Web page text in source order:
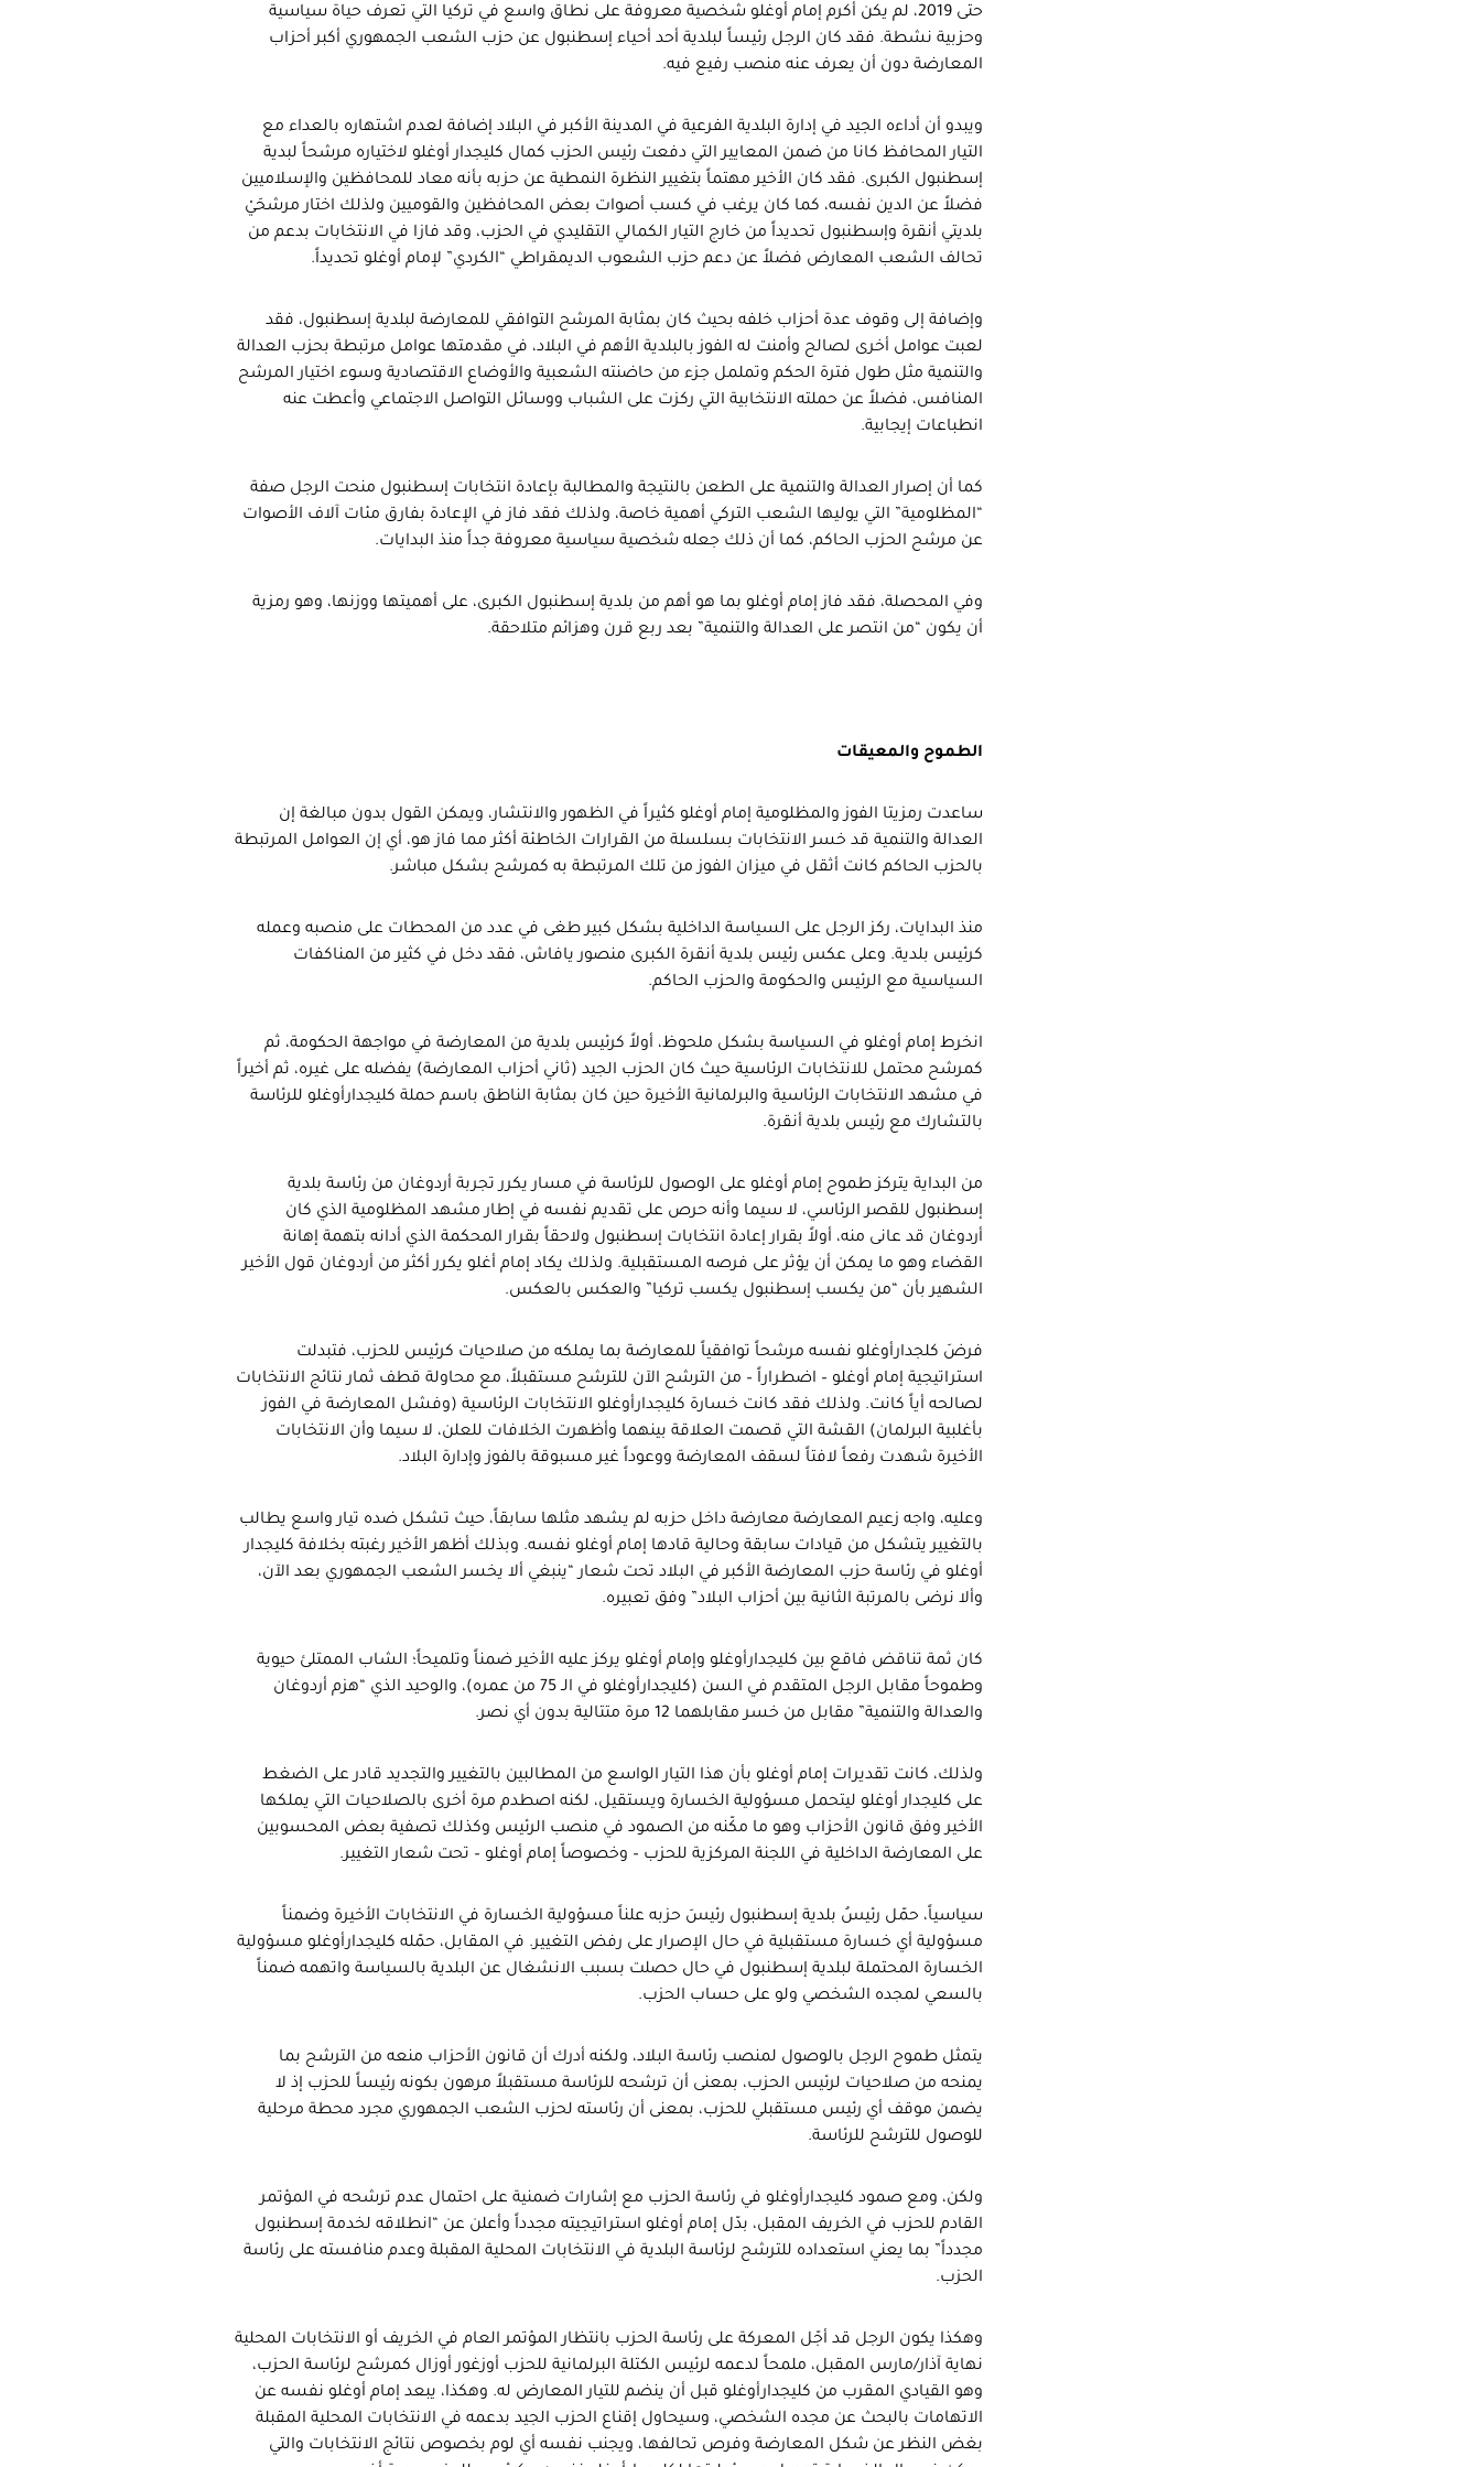
حتى 2019، لم يكن أكرم إمام أوغلو شخصية معروفة على نطاق واسع في تركيا التي تعرف حياة سياسية
وحزبية نشطة. فقد كان الرجل رئيساً لبلدية أحد أحياء إسطنبول عن حزب الشعب الجمهوري أكبر أحزاب
المعارضة دون أن يعرف عنه منصب رفيع فيه.
ويبدو أن أداءه الجيد في إدارة البلدية الفرعية في المدينة الأكبر في البلاد إضافة لعدم اشتهاره بالعداء مع
التيار المحافظ كانا من ضمن المعايير التي دفعت رئيس الحزب كمال كليجدار أوغلو لاختياره مرشحاً لبدية
إسطنبول الكبرى. فقد كان الأخير مهتماً بتغيير النظرة النمطية عن حزبه بأنه معاد للمحافظين والإسلاميين
فضلاً عن الدين نفسه، كما كان يرغب في كسب أصوات بعض المحافظين والقوميين ولذلك اختار مرشحَيْ
بلديتي أنقرة وإسطنبول تحديداً من خارج التيار الكمالي التقليدي في الحزب، وقد فازا في الانتخابات بدعم من
تحالف الشعب المعارض فضلاً عن دعم حزب الشعوب الديمقراطي “الكردي” لإمام أوغلو تحديداً.
وإضافة إلى وقوف عدة أحزاب خلفه بحيث كان بمثابة المرشح التوافقي للمعارضة لبلدية إسطنبول، فقد
لعبت عوامل أخرى لصالح وأمنت له الفوز بالبلدية الأهم في البلاد، في مقدمتها عوامل مرتبطة بحزب العدالة
والتنمية مثل طول فترة الحكم وتململ جزء من حاضنته الشعبية والأوضاع الاقتصادية وسوء اختيار المرشح
المنافس، فضلاً عن حملته الانتخابية التي ركزت على الشباب ووسائل التواصل الاجتماعي وأعطت عنه
انطباعات إيجابية.
كما أن إصرار العدالة والتنمية على الطعن بالنتيجة والمطالبة بإعادة انتخابات إسطنبول منحت الرجل صفة
“المظلومية” التي يوليها الشعب التركي أهمية خاصة، ولذلك فقد فاز في الإعادة بفارق مئات آلاف الأصوات
عن مرشح الحزب الحاكم، كما أن ذلك جعله شخصية سياسية معروفة جداً منذ البدايات.
وفي المحصلة، فقد فاز إمام أوغلو بما هو أهم من بلدية إسطنبول الكبرى، على أهميتها ووزنها، وهو رمزية
أن يكون “من انتصر على العدالة والتنمية” بعد ربع قرن وهزائم متلاحقة.
الطموح والمعيقات
ساعدت رمزيتا الفوز والمظلومية إمام أوغلو كثيراً في الظهور والانتشار، ويمكن القول بدون مبالغة إن
العدالة والتنمية قد خسر الانتخابات بسلسلة من القرارات الخاطئة أكثر مما فاز هو، أي إن العوامل المرتبطة
بالحزب الحاكم كانت أثقل في ميزان الفوز من تلك المرتبطة به كمرشح بشكل مباشر.
منذ البدايات، ركز الرجل على السياسة الداخلية بشكل كبير طغى في عدد من المحطات على منصبه وعمله
كرئيس بلدية. وعلى عكس رئيس بلدية أنقرة الكبرى منصور يافاش، فقد دخل في كثير من المناكفات
السياسية مع الرئيس والحكومة والحزب الحاكم.
انخرط إمام أوغلو في السياسة بشكل ملحوظ، أولاً كرئيس بلدية من المعارضة في مواجهة الحكومة، ثم
كمرشح محتمل للانتخابات الرئاسية حيث كان الحزب الجيد (ثاني أحزاب المعارضة) يفضله على غيره، ثم أخيراً
في مشهد الانتخابات الرئاسية والبرلمانية الأخيرة حين كان بمثابة الناطق باسم حملة كليجدارأوغلو للرئاسة
بالتشارك مع رئيس بلدية أنقرة.
من البداية يتركز طموح إمام أوغلو على الوصول للرئاسة في مسار يكرر تجربة أردوغان من رئاسة بلدية
إسطنبول للقصر الرئاسي، لا سيما وأنه حرص على تقديم نفسه في إطار مشهد المظلومية الذي كان
أردوغان قد عانى منه، أولاً بقرار إعادة انتخابات إسطنبول ولاحقاً بقرار المحكمة الذي أدانه بتهمة إهانة
القضاء وهو ما يمكن أن يؤثر على فرصه المستقبلية. ولذلك يكاد إمام أغلو يكرر أكثر من أردوغان قول الأخير
الشهير بأن “من يكسب إسطنبول يكسب تركيا” والعكس بالعكس.
فرضَ كلجدارأوغلو نفسه مرشحاً توافقياً للمعارضة بما يملكه من صلاحيات كرئيس للحزب، فتبدلت
استراتيجية إمام أوغلو – اضطراراً – من الترشح الآن للترشح مستقبلاً، مع محاولة قطف ثمار نتائج الانتخابات
لصالحه أياً كانت. ولذلك فقد كانت خسارة كليجدارأوغلو الانتخابات الرئاسية (وفشل المعارضة في الفوز
بأغلبية البرلمان) القشة التي قصمت العلاقة بينهما وأظهرت الخلافات للعلن، لا سيما وأن الانتخابات
الأخيرة شهدت رفعاً لافتاً لسقف المعارضة ووعوداً غير مسبوقة بالفوز وإدارة البلاد.
وعليه، واجه زعيم المعارضة معارضة داخل حزبه لم يشهد مثلها سابقاً، حيث تشكل ضده تيار واسع يطالب
بالتغيير يتشكل من قيادات سابقة وحالية قادها إمام أوغلو نفسه. وبذلك أظهر الأخير رغبته بخلافة كليجدار
أوغلو في رئاسة حزب المعارضة الأكبر في البلاد تحت شعار “ينبغي ألا يخسر الشعب الجمهوري بعد الآن،
وألا نرضى بالمرتبة الثانية بين أحزاب البلاد” وفق تعبيره.
كان ثمة تناقض فاقع بين كليجدارأوغلو وإمام أوغلو يركز عليه الأخير ضمناً وتلميحاً؛ الشاب الممتلئ حيوية
وطموحاً مقابل الرجل المتقدم في السن (كليجدارأوغلو في الـ 75 من عمره)، والوحيد الذي “هزم أردوغان
والعدالة والتنمية” مقابل من خسر مقابلهما 12 مرة متتالية بدون أي نصر.
ولذلك، كانت تقديرات إمام أوغلو بأن هذا التيار الواسع من المطالبين بالتغيير والتجديد قادر على الضغط
على كليجدار أوغلو ليتحمل مسؤولية الخسارة ويستقيل، لكنه اصطدم مرة أخرى بالصلاحيات التي يملكها
الأخير وفق قانون الأحزاب وهو ما مكّنه من الصمود في منصب الرئيس وكذلك تصفية بعض المحسوبين
على المعارضة الداخلية في اللجنة المركزية للحزب – وخصوصاً إمام أوغلو – تحت شعار التغيير.
سياسياً، حمّل رئيسُ بلدية إسطنبول رئيسَ حزبه علناً مسؤولية الخسارة في الانتخابات الأخيرة وضمناً
مسؤولية أي خسارة مستقبلية في حال الإصرار على رفض التغيير. في المقابل، حمّله كليجدارأوغلو مسؤولية
الخسارة المحتملة لبلدية إسطنبول في حال حصلت بسبب الانشغال عن البلدية بالسياسة واتهمه ضمناً
بالسعي لمجده الشخصي ولو على حساب الحزب.
يتمثل طموح الرجل بالوصول لمنصب رئاسة البلاد، ولكنه أدرك أن قانون الأحزاب منعه من الترشح بما
يمنحه من صلاحيات لرئيس الحزب، بمعنى أن ترشحه للرئاسة مستقبلاً مرهون بكونه رئيساً للحزب إذ لا
يضمن موقف أي رئيس مستقبلي للحزب، بمعنى أن رئاسته لحزب الشعب الجمهوري مجرد محطة مرحلية
للوصول للترشح للرئاسة.
ولكن، ومع صمود كليجدارأوغلو في رئاسة الحزب مع إشارات ضمنية على احتمال عدم ترشحه في المؤتمر
القادم للحزب في الخريف المقبل، بدّل إمام أوغلو استراتيجيته مجدداً وأعلن عن “انطلاقه لخدمة إسطنبول
مجدداً” بما يعني استعداده للترشح لرئاسة البلدية في الانتخابات المحلية المقبلة وعدم منافسته على رئاسة
الحزب.
وهكذا يكون الرجل قد أجّل المعركة على رئاسة الحزب بانتظار المؤتمر العام في الخريف أو الانتخابات المحلية
نهاية آذار/مارس المقبل، ملمحاً لدعمه لرئيس الكتلة البرلمانية للحزب أوزغور أوزال كمرشح لرئاسة الحزب،
وهو القيادي المقرب من كليجدارأوغلو قبل أن ينضم للتيار المعارض له. وهكذا، يبعد إمام أوغلو نفسه عن
الاتهامات بالبحث عن مجده الشخصي، وسيحاول إقناع الحزب الجيد بدعمه في الانتخابات المحلية المقبلة
بغض النظر عن شكل المعارضة وفرص تحالفها، ويجنب نفسه أي لوم بخصوص نتائج الانتخابات والتي